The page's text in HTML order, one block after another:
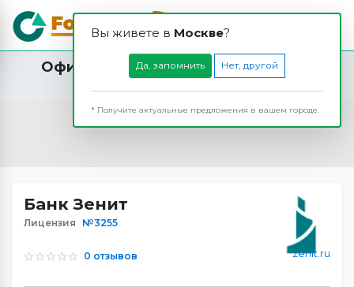
Вы живете в Москвe?
Да, запомнить Нет, другой
* Получите актуальные предложения в вашем городе.
Офисы и банкоматы Банка Зенит в
Сунтаре
Банк Зенит
Лицензия №3255
0 отзывов zenit.ru